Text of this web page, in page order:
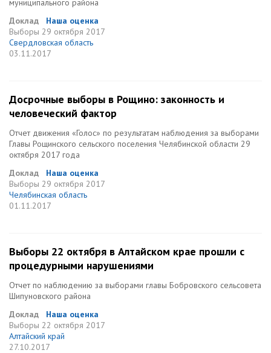
муниципального района
Доклад
Наша оценка
Выборы 29 октября 2017
Свердловская область
03.11.2017
Досрочные выборы в Рощино: законность и
человеческий фактор
Отчет движения «Голос» по результатам наблюдения за выборами
Главы Рощинского сельского поселения Челябинской области 29
октября 2017 года
Доклад
Наша оценка
Выборы 29 октября 2017
Челябинская область
01.11.2017
Выборы 22 октября в Алтайском крае прошли с
процедурными нарушениями
Отчет по наблюдению за выборами главы Бобровского сельсовета
Шипуновского района
Доклад
Наша оценка
Выборы 22 октября 2017
Алтайский край
27.10.2017